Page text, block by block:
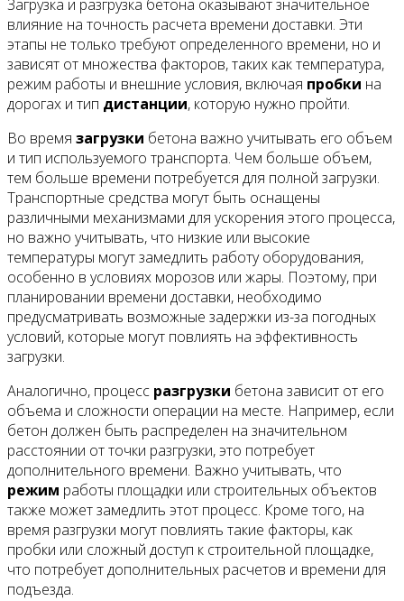
Загрузка и разгрузка бетона оказывают значительное
влияние на точность расчета времени доставки. Эти
этапы не только требуют определенного времени, но и
зависят от множества факторов, таких как температура,
режим работы и внешние условия, включая пробки на
дорогах и тип дистанции, которую нужно пройти.
Во время загрузки бетона важно учитывать его объем
и тип используемого транспорта. Чем больше объем,
тем больше времени потребуется для полной загрузки.
Транспортные средства могут быть оснащены
различными механизмами для ускорения этого процесса,
но важно учитывать, что низкие или высокие
температуры могут замедлить работу оборудования,
особенно в условиях морозов или жары. Поэтому, при
планировании времени доставки, необходимо
предусматривать возможные задержки из-за погодных
условий, которые могут повлиять на эффективность
загрузки.
Аналогично, процесс разгрузки бетона зависит от его
объема и сложности операции на месте. Например, если
бетон должен быть распределен на значительном
расстоянии от точки разгрузки, это потребует
дополнительного времени. Важно учитывать, что
режим работы площадки или строительных объектов
также может замедлить этот процесс. Кроме того, на
время разгрузки могут повлиять такие факторы, как
пробки или сложный доступ к строительной площадке,
что потребует дополнительных расчетов и времени для
подъезда.